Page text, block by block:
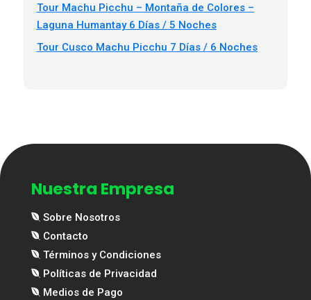
Tour Machu Picchu – Montaña de Colores –
Laguna Humantay 6 Días / 5 Noches
Tour Cusco Machu Picchu 7 Días / 6 Noches
Nuestra Empresa
Sobre Nosotros
Contacto
Términos y Condiciones
Políticas de Privacidad
Medios de Pago